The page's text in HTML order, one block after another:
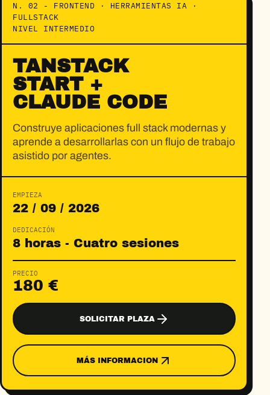
N. 02 - FRONTEND · HERRAMIENTAS IA ·
FULLSTACK
NIVEL INTERMEDIO
TANSTACK
START +
CLAUDE CODE
Construye aplicaciones full stack modernas y
aprende a desarrollarlas con un flujo de trabajo
asistido por agentes.
EMPIEZA
22 / 09 / 2026
DEDICACIÓN
8 horas - Cuatro sesiones
PRECIO
180 €
SOLICITAR PLAZA
MÁS INFORMACION